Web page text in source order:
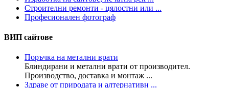
Строителни ремонти - цялостни или ...
Професионален фотограф
ВИП сайтове
Поръчка на метални врати
Блиндирани и метални врати от производител.
Производство, доставка и монтаж ...
Здраве от природата и алтернативн ...